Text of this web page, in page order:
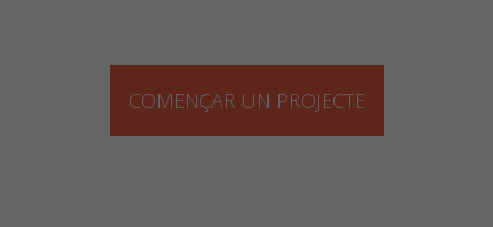
COMENÇAR UN PROJECTE